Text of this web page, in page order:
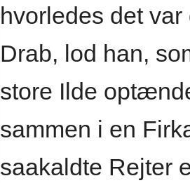
hvorledes det
Drab, lod han,
store Ilde
sammen i en
saakaldte Rejter